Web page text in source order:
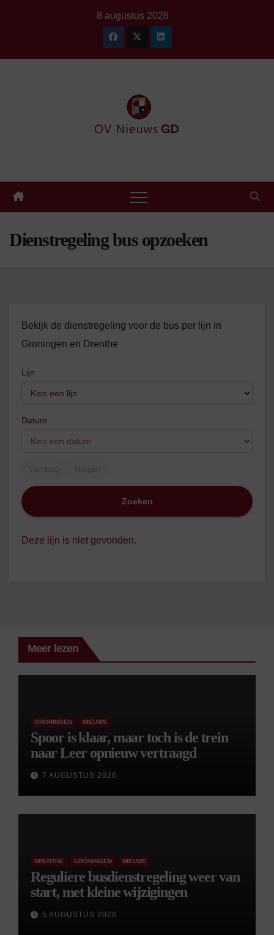
8 augustus 2026
Dienstregeling bus opzoeken
Bekijk de dienstregeling voor de bus per lijn in
Groningen en Drenthe
Lijn
Datum
Vandaag Morgen
Zoeken
Deze lijn is niet gevonden.
Meer lezen
GRONINGEN NIEUWS
Spoor is klaar, maar toch is de trein
naar Leer opnieuw vertraagd
7 AUGUSTUS 2026
DRENTHE GRONINGEN NIEUWS
Reguliere busdienstregeling weer van
start, met kleine wijzigingen
5 AUGUSTUS 2026